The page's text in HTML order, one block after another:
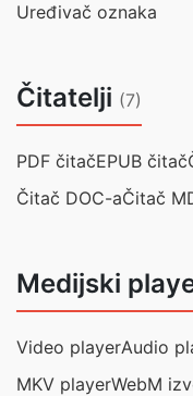
Uređivač oznaka
Čitatelji (7)
PDF čitačEPUB čitač
Čitač DOC-aČitač
Medijski
Video playerAudio
MKV playerWebM